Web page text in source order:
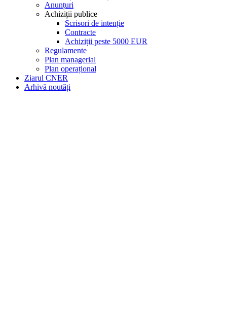
Anunțuri
Achiziții publice
Scrisori de intenție
Contracte
Achiziții peste 5000 EUR
Regulamente
Plan managerial
Plan operațional
Ziarul CNER
Arhivă noutăți